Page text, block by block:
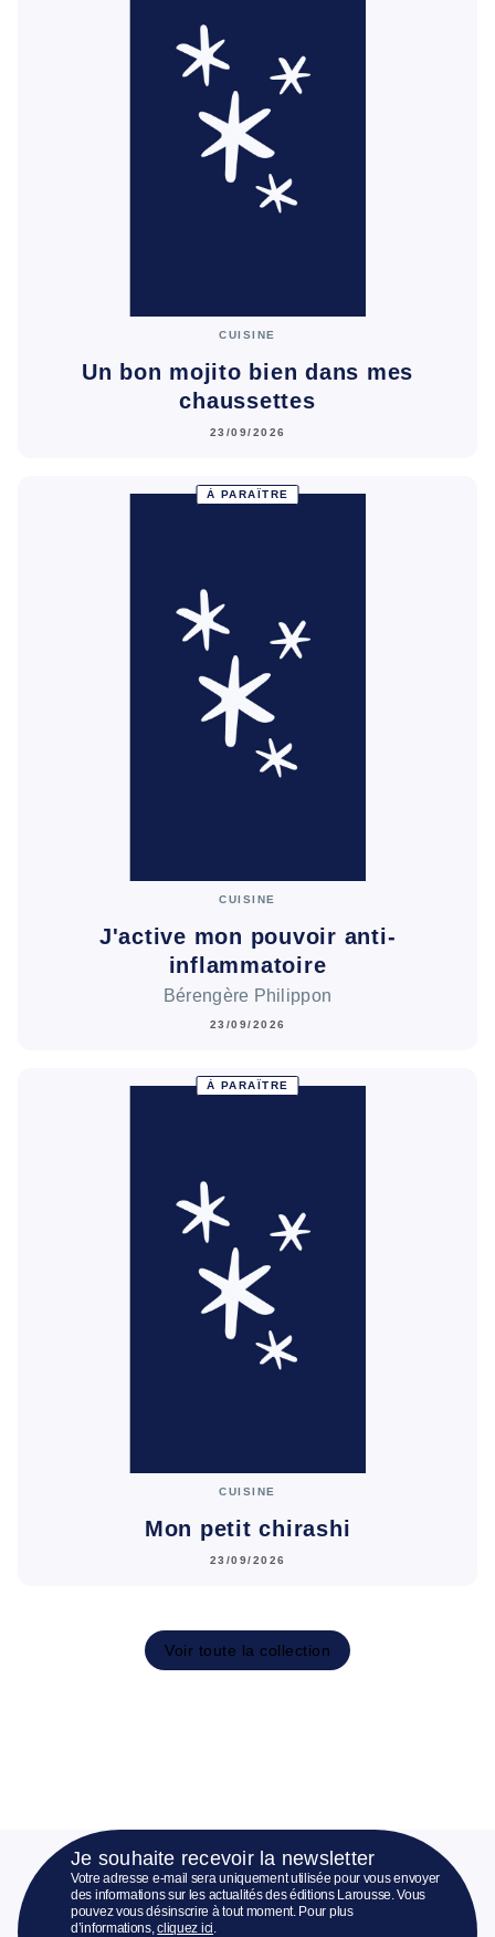
CUISINE
Un bon mojito bien dans mes
chaussettes
23/09/2026
À PARAÎTRE
CUISINE
J'active mon pouvoir anti-
inflammatoire
Bérengère Philippon
23/09/2026
À PARAÎTRE
CUISINE
Mon petit chirashi
23/09/2026
Voir toute la collection
Je souhaite recevoir la newsletter
Votre adresse e-mail sera uniquement utilisée pour vous envoyer
des informations sur les actualités des éditions Larousse. Vous
pouvez vous désinscrire à tout moment. Pour plus
d’informations,cliquez ici